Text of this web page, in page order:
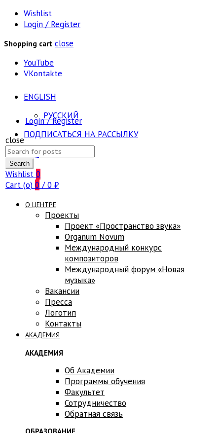
Wishlist
Login / Register
Shopping cart close
YouTube
VKontakte
ENGLISH
РУССКИЙ
ПОДПИСАТЬСЯ НА РАССЫЛКУ
FAQ
Login / Register
close
Search
for:
Search
Wishlist 0
Cart (o) 0 / 0 ₽
О ЦЕНТРЕ
Проекты
Проект «Пространство звука»
Оrganum Novum
Международный конкурс
композиторов
Международный форум «Новая
музыка»
Вакансии
Пресса
Логотип
Контакты
АКАДЕМИЯ
АКАДЕМИЯ
Об Академии
Программы обучения
Факультет
Сотрудничество
Обратная связь
ОБРАЗОВАНИЕ